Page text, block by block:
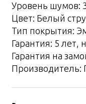
Уровень шумов:
Цвет: Белый
Тип покрытия:
Гарантия: 5 лет,
Гарантия на
Производитель: